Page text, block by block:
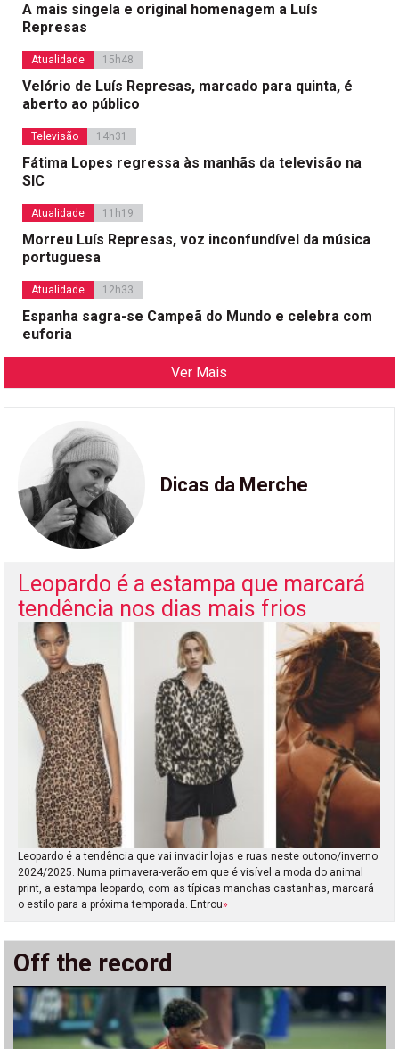
A mais singela e original homenagem a Luís
Represas
Atualidade 15h48
Velório de Luís Represas, marcado para quinta, é
aberto ao público
Televisão 14h31
Fátima Lopes regressa às manhãs da televisão na
SIC
Atualidade 11h19
Morreu Luís Represas, voz inconfundível da música
portuguesa
Atualidade 12h33
Espanha sagra-se Campeã do Mundo e celebra com
euforia
Ver Mais
Dicas da Merche
Leopardo é a estampa que marcará
tendência nos dias mais frios
Leopardo é a tendência que vai invadir lojas e ruas neste outono/inverno
2024/2025. Numa primavera-verão em que é visível a moda do animal
print, a estampa leopardo, com as típicas manchas castanhas, marcará
o estilo para a próxima temporada. Entrou»
Off the record